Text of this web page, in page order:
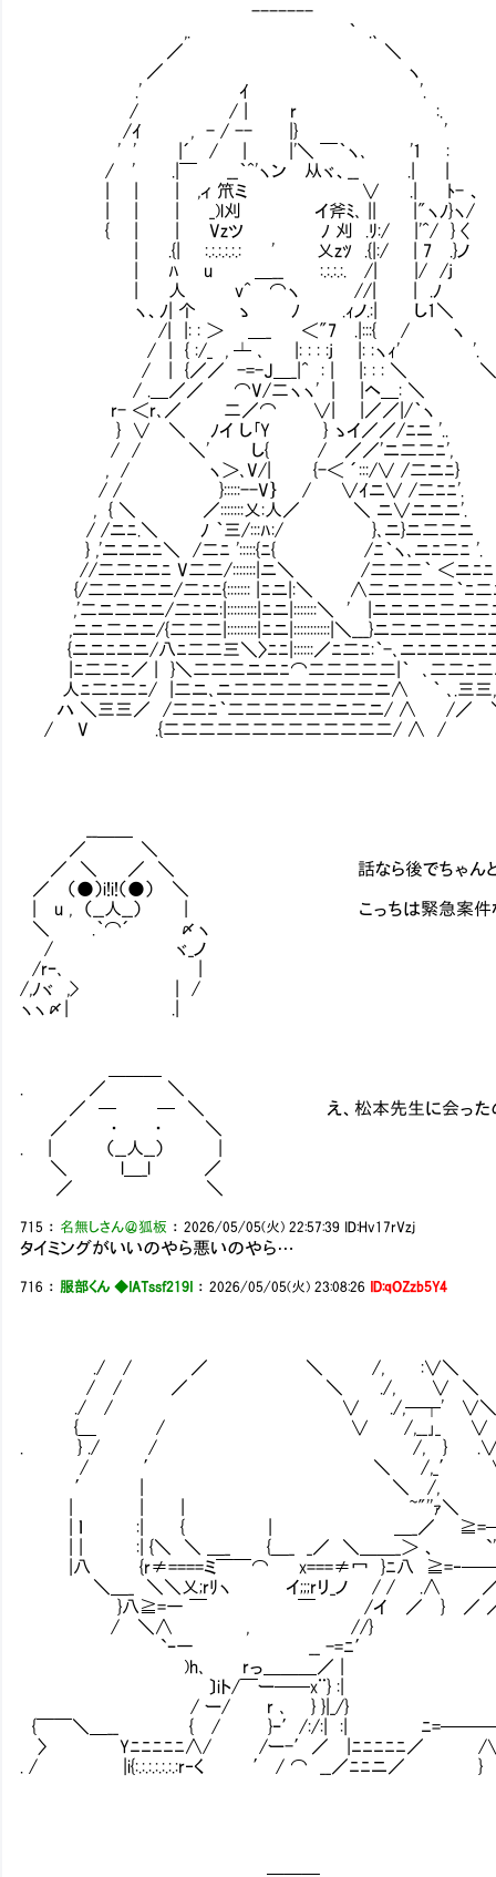
-------
,. ｀ .､
／ ＼
／ ヽ
.' ｲ '.
/ / | r :.
/ｲ , - / -- |} '
' ' |´ / | |'＼ ￣｀ヽ､ '1 :
/ ' .|￣ __｀^'ヽン 从ヾ、__ .| |
| | | ,ィ 笊ミ ∨ .| ﾄ- 、
| | | _)l刈 イ斧ﾐ､ || |"ヽﾉ}ヽ/
{ | | Vzツ ﾉ 刈 .ﾘ:/ |'^/ } 〈 えっ
| .{| :.:.:.:.:.: ' 乂zﾂ .{|:/ | 7 .}ノ
| ﾊ u ＿__ :.:.:.:. /| |/ /j
| 人 v^ ⌒ヽ //| | .ﾉ
ヽ、ﾉ| 个 ゝ ﾉ .ｨノ.:| し1＼
/| |: : ＞ ＿_ ＜"7 .|:::{ / ヽ
/ | { :/_ , ┴ ､ |: : : :j |: :ヽｨ' '.
/ | {／／ -=-J＿_|^ : | |: : : ＼
/ .＿／／ ⌒V/二ヽヽ' | |ヘ＿: ＼
r- ＜r､／ 二／⌒ ∨| |／／|/｀ヽ
} ∨ ＼ ﾉイ し｢Y } ゝイ／／/ﾆニ
/ / ＼' し{ / ／／'ニ二二ﾆ
, / ヽ＞､V/| {-＜ ´:::/∨ /二
/ / }:::::--V｝ / ∨ｲニ∨ /二ﾆ
, { ＼ ／:::::::乂:人／ ＼ ニ∨ニニ
/ /ニﾆ.＼ ﾉ ｀三/:::ﾊ:/ }､ニ}ニ二
} ,'ニニニﾆ＼ /二ﾆ ':::::{ﾆ{ /ﾆ｀ヽ､ニﾆ
//二二ﾆニﾆ V二二/:::::::|ニ＼ /二二二｀
{/二二ニ二ニ/二ﾆﾆ{::::::: |ﾆニ|:＼ ∧二ニ二二
,'二ニ二ニニ/二ﾆニ:|:::::::::|ﾆニ|:::::::＼ ' |ニニニ
,ニニ二ニニ/{二二二|:::::::::|ﾆニ|:::::::::::|＼___}ニ二ニ
{ニニﾆニニ/八ﾆ二二三＼〉ﾆﾆ|::::::／ﾆ二ﾆ:｀-､ニﾆニ
|ﾆ二二ﾆ／ | }＼二二二ニニﾆ⌒二二二二二|｀ ､二二
人ﾆ二ﾆ二ﾆ/ |二ニ､ニ二二二二二二二二ニ∧ ｀ ､.三
ハ ＼三三／ /二二ﾆ｀二二二二二二ニ二ニ/ ∧ /
/ V .{二二二二二二二二二二二二二/ ∧
／ ＼
／ ＼ ／ ＼ 話なら後でちゃんと聞く
／ （●）i!i!（●） ＼
| u , （__人__） | こっちは緊急案件な
＼ .｀⌒´ 〆ヽ
/ ヾ_ノ
/rｰ､ |
/,ﾉヾ ,> | /
ヽヽ〆| .|
. ／ ＼
／ ─ ─ ＼ え、松本先生に会ったの
／ ・ ・ ＼
. | （__人__） |
＼ l＿_l ／
／ ＼
715 ： 名無しさん＠狐板 ：2026/05/05(火) 22:57:39 ID:Hv17rVzj
タイミングがいいのやら悪いのやら…
716 ： 服部くん ◆IATssf219I ：2026/05/05(火) 23:08:26 ID:qOZzb5Y4
./ / ／ ＼ /, :∨＼
/ / ／ ＼ ./, ∨ ＼
./ / ∨ ./,─┬' ∨＼
{＿ / ∨ /,__｣_ ∨
. } ./ / /, }
/ ′ ＼ /,_′
′ | ＼ /,
| | | ~"''ｧ＼
| ｌ :| { | ＿_／ ≧=─
| | :| {＼ ＼ ＿_ {＿_ _／ ＼＿＿_＞ 、 `''＜＿_
|八 {r≠====ミ￣￣⌒ x===≠冖 }ﾆ八
＼＿_ ＼＼乂;rﾘヽ イ;;;rリ_ノ / / .∧ ／}／ 今
}八≧=一 ￣ ￣ /イ ／ } ／
/ ＼∧ , //}
`ｰ一 __ -=ﾆ′
)h､ rっ＿＿＿／ |
〕iト/￣ー──x¨} :|
/ ー/ r ､ } }|_/}
{￣￣＼＿__ { / }ｰ′/:/:| :| ﾆ
〉 Yﾆﾆﾆﾆﾆ∧/ /ー-′／ |ﾆﾆﾆﾆﾆ／ /
. / |i{:.:.:.:.:.:.:r‐く ′ / ⌒ __／ﾆﾆニ／ }